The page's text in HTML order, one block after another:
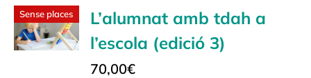
Sense places
L’alumnat amb tdah a
l’escola (edició 3)
70,00€